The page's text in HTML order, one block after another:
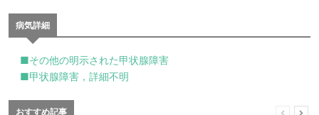
病気詳細
■その他の明示された甲状腺障害
■甲状腺障害，詳細不明
おすすめ記事